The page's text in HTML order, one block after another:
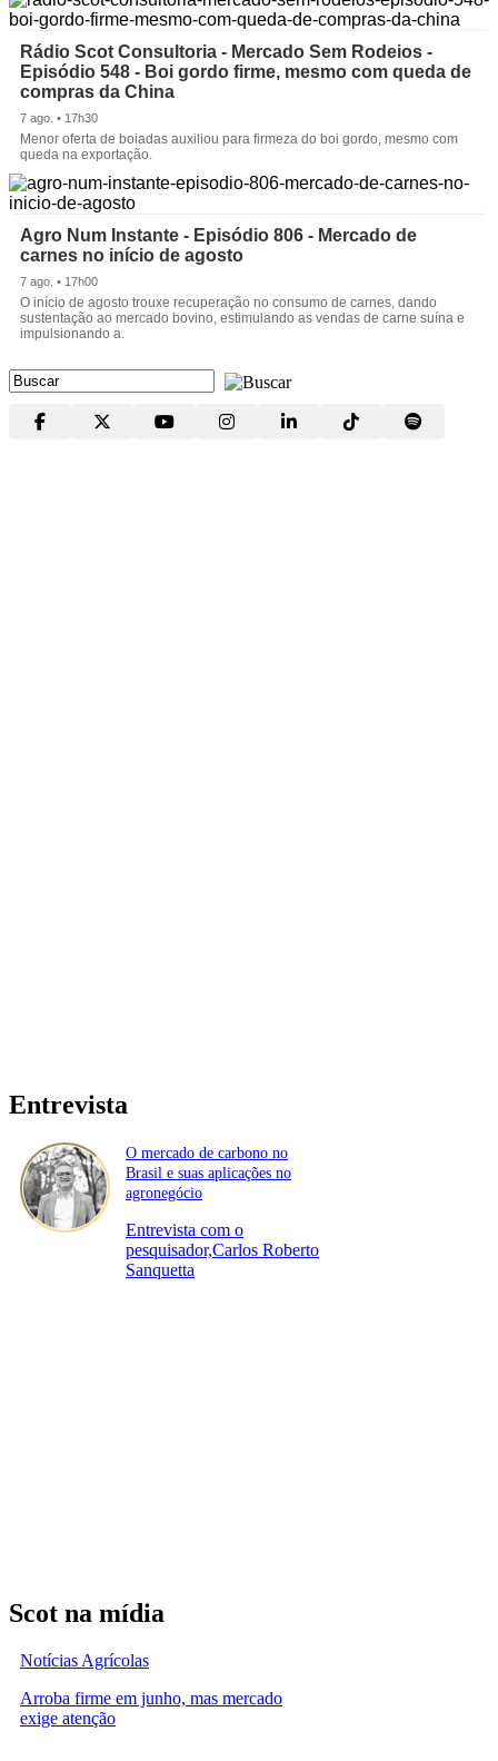
Rádio Scot Consultoria - Mercado Sem Rodeios -
Episódio 548 - Boi gordo firme, mesmo com queda de
compras da China
7 ago. • 17h30
Menor oferta de boiadas auxiliou para firmeza do boi gordo, mesmo com
queda na exportação.
Agro Num Instante - Episódio 806 - Mercado de
carnes no início de agosto
7 ago. • 17h00
O início de agosto trouxe recuperação no consumo de carnes, dando
sustentação ao mercado bovino, estimulando as vendas de carne suína e
impulsionando a.
Entrevista
O mercado de carbono no
Brasil e suas aplicações no
agronegócio
Entrevista com o
pesquisador,Carlos Roberto
Sanquetta
Scot na mídia
Notícias Agrícolas
Arroba firme em junho, mas mercado
exige atenção